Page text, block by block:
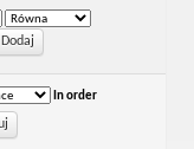
In order